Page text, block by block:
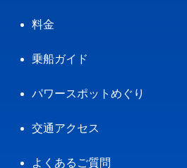
料金
乗船ガイド
パワースポットめぐり
交通アクセス
よくあるご質問